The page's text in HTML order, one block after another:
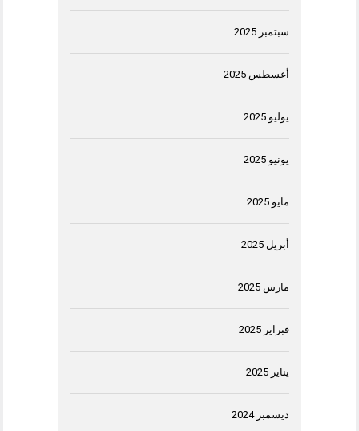
سبتمبر 2025
أغسطس 2025
يوليو 2025
يونيو 2025
مايو 2025
أبريل 2025
مارس 2025
فبراير 2025
يناير 2025
ديسمبر 2024